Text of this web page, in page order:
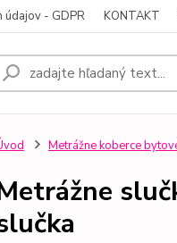
údajov - GDPR KONTAKT
Metrážne koberce